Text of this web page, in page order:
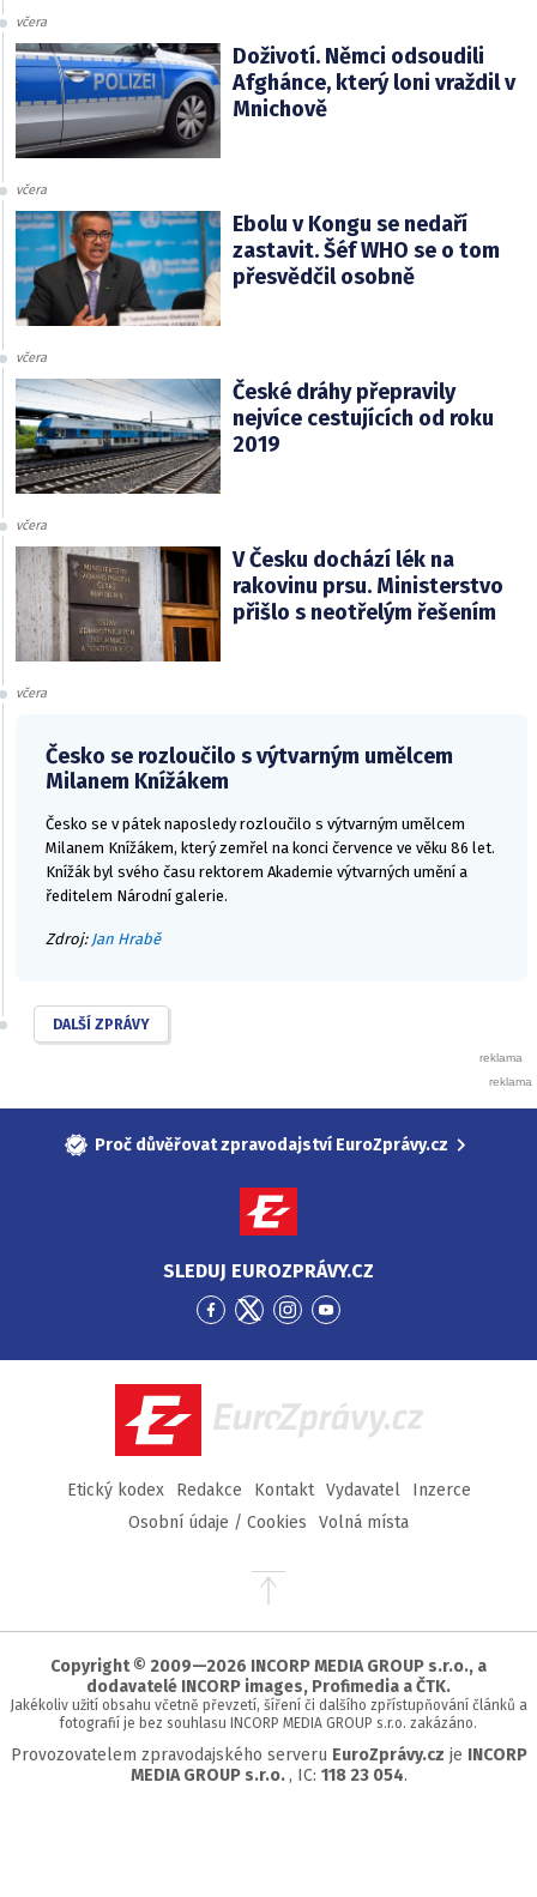
včera
Doživotí. Němci odsoudili
Afghánce, který loni vraždil v
Mnichově
včera
Ebolu v Kongu se nedaří
zastavit. Šéf WHO se o tom
přesvědčil osobně
včera
České dráhy přepravily
nejvíce cestujících od roku
2019
včera
V Česku dochází lék na
rakovinu prsu. Ministerstvo
přišlo s neotřelým řešením
včera
Česko se rozloučilo s výtvarným umělcem
Milanem Knížákem
Česko se v pátek naposledy rozloučilo s výtvarným umělcem
Milanem Knížákem, který zemřel na konci července ve věku 86 let.
Knížák byl svého času rektorem Akademie výtvarných umění a
ředitelem Národní galerie.
Zdroj: Jan Hrabě
DALŠÍ ZPRÁVY
Proč důvěřovat zpravodajství EuroZprávy.cz
SLEDUJ EUROZPRÁVY.CZ
Přejít
Facebook
Přejít
Twitter
Přejít
Instagram
Přejít
YouTube
EuroZprávy.cz
Etický kodex Redakce Kontakt Vydavatel
Inzerce
Osobní údaje / Cookies
Volná místa
Přejít
stránky
Copyright © 2009—2026 INCORP MEDIA GROUP s.r.o., a
dodavatelé INCORP images, Profimedia a ČTK.
Jakékoliv užití obsahu včetně převzetí, šíření či dalšího zpřístupňování článků a
fotografií je bez souhlasu INCORP MEDIA GROUP s.r.o. zakázáno.
Provozovatelem zpravodajského serveru EuroZprávy.cz je INCORP
MEDIA GROUP s.r.o. , IC: 118 23 054.